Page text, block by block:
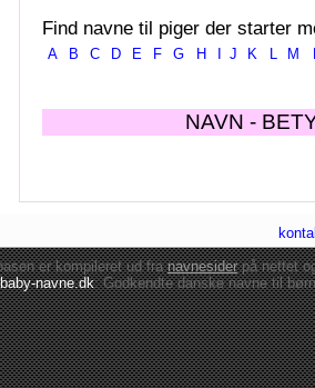
Find navne til piger der starter
A B C D E F G H J K L M
NAVN -
er kompileret ud franavnesiderpå nettet
baby-navne.dk: Godkendte danskenavne til børn